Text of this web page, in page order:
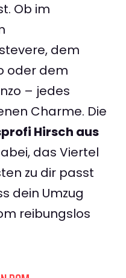
Ob im
dem
oder dem
– jedes
Charme. Die
Hirsch aus
das Viertel
zu dir passt
dein Umzug
reibungslos